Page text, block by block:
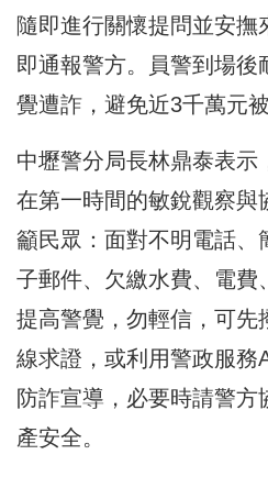
隨即進行關懷提問並安撫
即通報警方。員警到場後
覺遭詐，避免近3千萬元
中壢警分局長林鼎泰表示
在第一時間的敏銳觀察與
籲民眾：面對不明電話、
子郵件、欠繳水費、電費
提高警覺，勿輕信，可先
線求證，或利用警政服務
防詐宣導，必要時請警方
產安全。